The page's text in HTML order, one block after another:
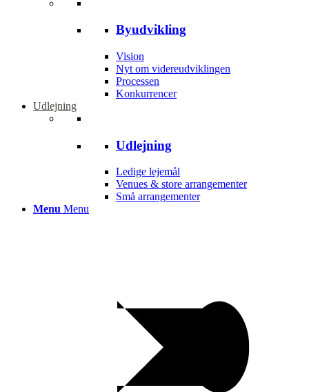
Byudvikling
Vision
Nyt om videreudviklingen
Processen
Konkurrencer
Udlejning
Udlejning
Ledige lejemål
Venues & store arrangementer
Små arrangementer
Menu Menu